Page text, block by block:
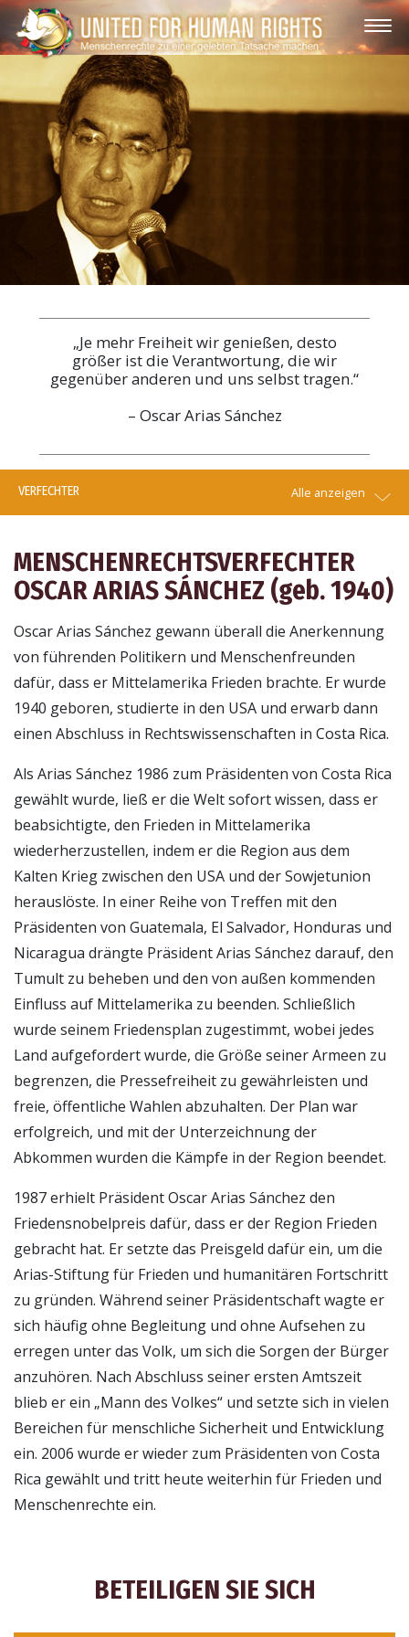
„Je mehr Freiheit wir genießen, desto
größer ist die Verantwortung, die wir
gegenüber anderen und uns selbst tragen.“
– Oscar Arias Sánchez
VERFECHTER Alle anzeigen
MENSCHENRECHTSVERFECHTER
OSCAR ARIAS SÁNCHEZ (geb.1940)
Oscar Arias Sánchez gewann überall die Anerkennung
von führenden Politikern und Menschenfreunden
dafür, dass er Mittelamerika Frieden brachte. Er wurde
1940 geboren, studierte in den USA und erwarb dann
einen Abschluss in Rechtswissenschaften in Costa Rica.
Als Arias Sánchez 1986 zum Präsidenten von Costa Rica
gewählt wurde, ließ er die Welt sofort wissen, dass er
beabsichtigte, den Frieden in Mittelamerika
wiederherzustellen, indem er die Region aus dem
Kalten Krieg zwischen den USA und der Sowjetunion
herauslöste. In einer Reihe von Treffen mit den
Präsidenten von Guatemala, El Salvador, Honduras und
Nicaragua drängte Präsident Arias Sánchez darauf, den
Tumult zu beheben und den von außen kommenden
Einfluss auf Mittelamerika zu beenden. Schließlich
wurde seinem Friedensplan zugestimmt, wobei jedes
Land aufgefordert wurde, die Größe seiner Armeen zu
begrenzen, die Pressefreiheit zu gewährleisten und
freie, öffentliche Wahlen abzuhalten. Der Plan war
erfolgreich, und mit der Unterzeichnung der
Abkommen wurden die Kämpfe in der Region beendet.
1987 erhielt Präsident Oscar Arias Sánchez den
Friedensnobelpreis dafür, dass er der Region Frieden
gebracht hat. Er setzte das Preisgeld dafür ein, um die
Arias-Stiftung für Frieden und humanitären Fortschritt
zu gründen. Während seiner Präsidentschaft wagte er
sich häufig ohne Begleitung und ohne Aufsehen zu
erregen unter das Volk, um sich die Sorgen der Bürger
anzuhören. Nach Abschluss seiner ersten Amtszeit
blieb er ein „Mann des Volkes“ und setzte sich in vielen
Bereichen für menschliche Sicherheit und Entwicklung
ein. 2006 wurde er wieder zum Präsidenten von Costa
Rica gewählt und tritt heute weiterhin für Frieden und
Menschenrechte ein.
BETEILIGEN SIE SICH